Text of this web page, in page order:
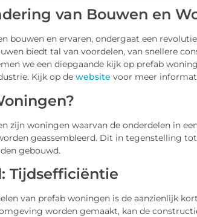
van Bouwen en
bouwen en ervaren, ondergaat een
biedt tal van voordelen, van snellere
we een diepgaande kijk op prefab
Kijk op de website voor meer
zijn woningen waarvan de onderdelen in
geassembleerd. Dit in tegenstelling
gebouwd.
Tijdsefficiëntie
van prefab woningen is de aanzienlijk
worden gemaakt, kan de